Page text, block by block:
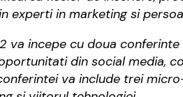
experti in marketing si
va incepe cu doua
din social media,
va include trei